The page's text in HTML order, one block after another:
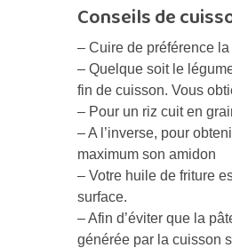
Conseils de
– Cuire de préférence
– Quelque soit le
fin de cuisson. Vous
– Pour un riz cuit en
– A l’inverse, pour
maximum son amidon
– Votre huile de friture
surface.
– Afin d’éviter que la
générée par la cuisson